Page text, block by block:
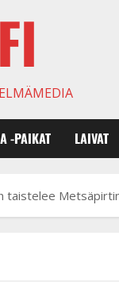
-PAIKAT LAIVAT
taistelee